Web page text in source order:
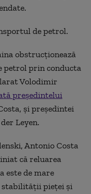
de petrol.
obstrucționează
petrol prin conducta
Volodimir
președintelui
și președintei
Leyen.
Antonio Costa
că reluarea
este de mare
pieței și